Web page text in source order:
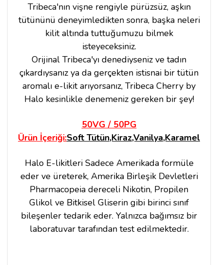
Tribeca'nın vişne rengiyle pürüzsüz, aşkın
tütününü deneyimledikten sonra, başka neleri
kilit altında tuttuğumuzu bilmek
isteyeceksiniz.
Orijinal Tribeca'yı denediyseniz ve tadın
çıkardıysanız ya da gerçekten istisnai bir tütün
aromalı e-likit arıyorsanız, Tribeca Cherry by
Halo kesinlikle denemeniz gereken bir şey!
50VG / 50PG
Ürün İçeriği:Soft Tütün,Kiraz,Vanilya,Karamel
Halo E-likitleri Sadece Amerikada formüle
eder ve üreterek, Amerika Birleşik Devletleri
Pharmacopeia dereceli Nikotin, Propilen
Glikol ve Bitkisel Gliserin gibi birinci sınıf
bileşenler tedarik eder. Yalnızca bağımsız bir
laboratuvar tarafından test edilmektedir.